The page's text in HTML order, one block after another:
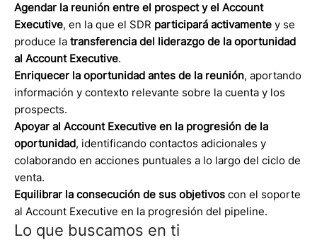
Agendar la reunión entre el prospect y el Account
Executive, en la que el SDR participará activamente y se
produce la transferencia del liderazgo de la oportunidad
al Account Executive.
Enriquecer la oportunidad antes de la reunión, aportando
información y contexto relevante sobre la cuenta y los
prospects.
Apoyar al Account Executive en la progresión de la
oportunidad, identificando contactos adicionales y
colaborando en acciones puntuales a lo largo del ciclo de
venta.
Equilibrar la consecución de sus objetivos con el soporte
al Account Executive en la progresión del pipeline.
Lo que buscamos en ti